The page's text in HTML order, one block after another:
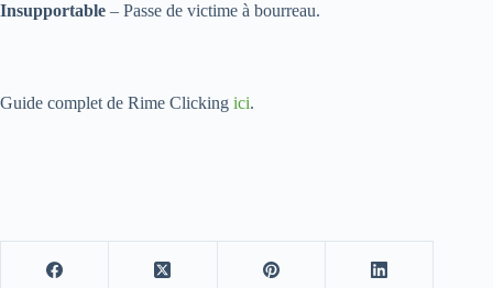
Insupportable – Passe de victime à bourreau.
Guide complet de Rime Clicking ici.